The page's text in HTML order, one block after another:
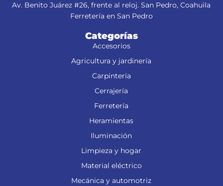
Av. Benito Juárez #26, frente al reloj. San Pedro, Coahuila
Ferretería en San Pedro
Categorías
Accesorios
Agricultura y jardinería
Carpintería
Cerrajería
Ferretería
Heramientas
Iluminación
Limpieza y hogar
Material eléctrico
Mecánica y automotriz